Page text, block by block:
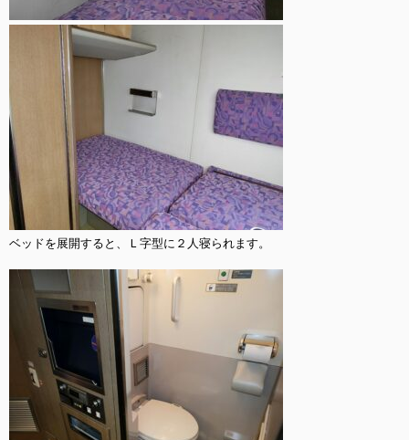
ベッドを展開すると、Ｌ字型に２人寝られます。